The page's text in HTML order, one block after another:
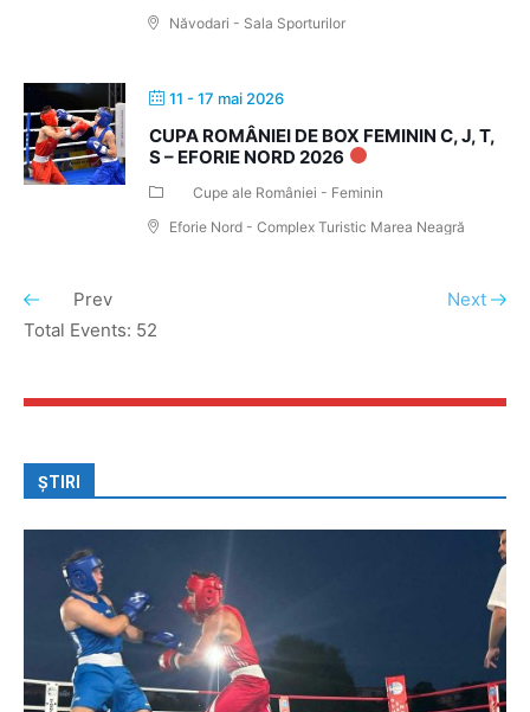
Năvodari - Sala Sporturilor
11 - 17 mai 2026
CUPA ROMÂNIEI DE BOX FEMININ C, J, T,
S – EFORIE NORD 2026
Eforie Nord - Complex Turistic Marea Neagră
Cupe ale României - Feminin
Prev
Next
Total Events: 52
ȘTIRI